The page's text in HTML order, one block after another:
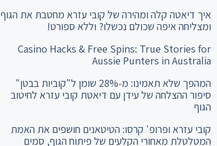
איך דיאטה קלה ומהירה של קובי עזרא מחטבת את הגוף
ומצליחה איפה שכולם נכשלו? וללא ספורט!
Casino Hacks & Free Spins: True Stories for
Aussie Punters in Australia
המהפך שלא תאמינו: מ-28% שומן ל"קוביות בבטן"
סיפור ההצלחה של עידן עם דיאטת קובי עזרא לחיטוב
הגוף
קובי עזרא ופרופ' קרסו: הטיטאנים חושפים את האמת
המטלטלת מאחורי הקלעים של פיתוח הגוף, סמים